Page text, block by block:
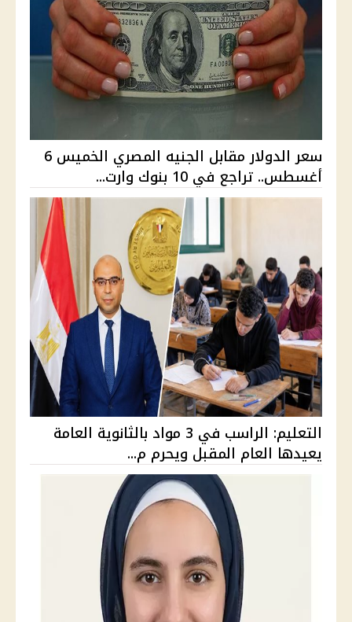
سعر الدولار مقابل الجنيه المصري الخميس 6
أغسطس.. تراجع في 10 بنوك وارت...
التعليم: الراسب في 3 مواد بالثانوية العامة
يعيدها العام المقبل ويحرم م...